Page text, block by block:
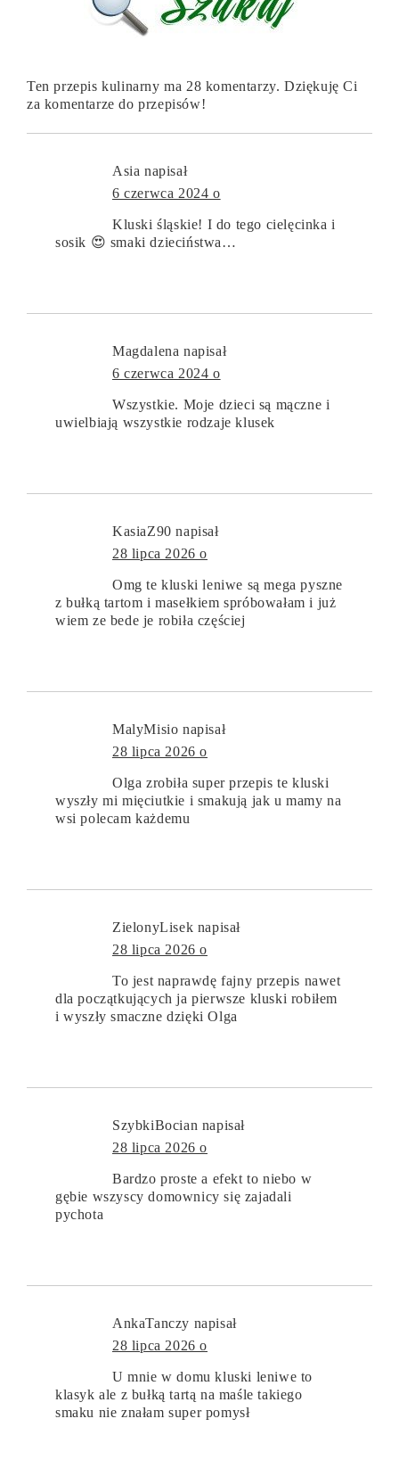
Ten przepis kulinarny ma 28 komentarzy. Dziękuję Ci
za komentarze do przepisów!
Asia napisał
6 czerwca 2024 o
Kluski śląskie! I do tego cielęcinka i
sosik 😍 smaki dzieciństwa…
Magdalena napisał
6 czerwca 2024 o
Wszystkie. Moje dzieci są mączne i
uwielbiają wszystkie rodzaje klusek
KasiaZ90 napisał
28 lipca 2026 o
Omg te kluski leniwe są mega pyszne
z bułką tartom i masełkiem spróbowałam i już
wiem ze bede je robiła częściej
MalyMisio napisał
28 lipca 2026 o
Olga zrobiła super przepis te kluski
wyszły mi mięciutkie i smakują jak u mamy na
wsi polecam każdemu
ZielonyLisek napisał
28 lipca 2026 o
To jest naprawdę fajny przepis nawet
dla początkujących ja pierwsze kluski robiłem
i wyszły smaczne dzięki Olga
SzybkiBocian napisał
28 lipca 2026 o
Bardzo proste a efekt to niebo w
gębie wszyscy domownicy się zajadali
pychota
AnkaTanczy napisał
28 lipca 2026 o
U mnie w domu kluski leniwe to
klasyk ale z bułką tartą na maśle takiego
smaku nie znałam super pomysł